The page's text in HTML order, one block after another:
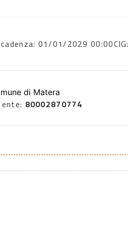
01/01/2029 00:00CIG:
di Matera
80002870774